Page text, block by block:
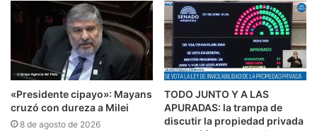
«Presidente cipayo»: Mayans
cruzó con dureza a Milei
8 de agosto de 2026
TODO JUNTO Y A LAS
APURADAS: la trampa de
discutir la propiedad privada